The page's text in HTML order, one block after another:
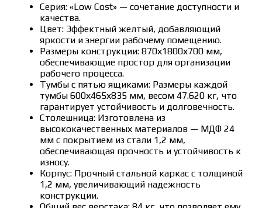
Серия: «Low Cost» — сочетание доступности и
качества.
Цвет: Эффектный желтый, добавляющий
яркости и энергии рабочему помещению.
Размеры конструкции: 870х1800х700 мм,
обеспечивающие простор для организации
рабочего процесса.
Тумбы с пятью ящиками: Размеры каждой
тумбы 600х465х835 мм, весом 47.620 кг, что
гарантирует устойчивость и долговечность.
Столешница: Изготовлена из
высококачественных материалов — МДФ 24
мм с покрытием из стали 1,2 мм,
обеспечивающая прочность и устойчивость к
износу.
Корпус: Прочный стальной каркас с толщиной
1,2 мм, увеличивающий надежность
конструкции.